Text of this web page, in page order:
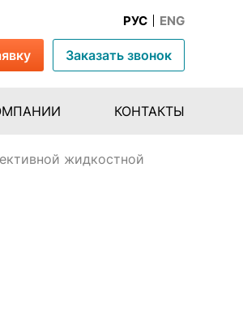
РУС ENG
Заказать звонок
КОНТАКТЫ
жидкостной